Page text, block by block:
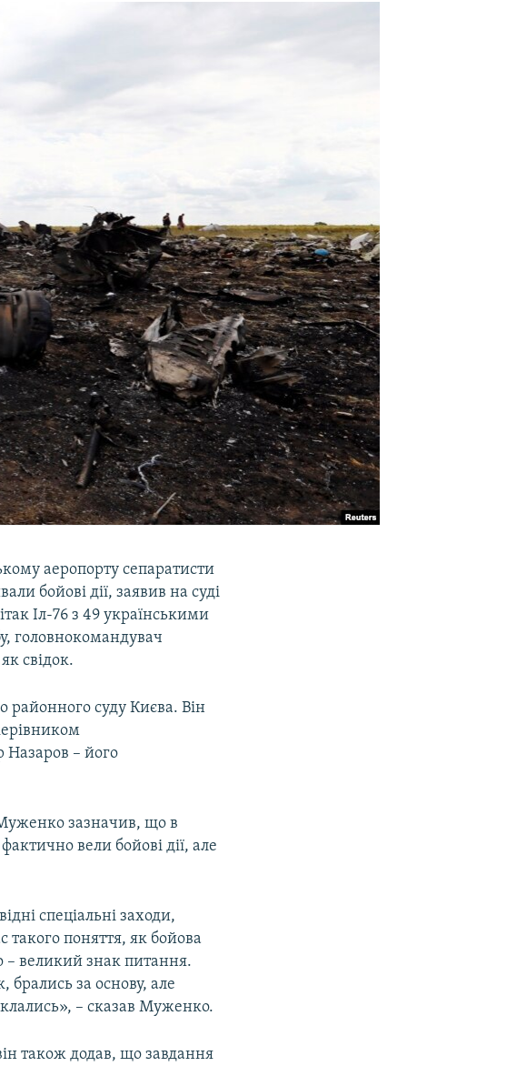
аеропорту сепаратисти
бойові дії, заявив на суді
Іл-76 з 49 українськими
головнокомандувач
свідок.
районного суду Києва. Він
Назаров – його
зазначив, що в
вели бойові дії, але
спеціальні заходи,
такого поняття, як бойова
– великий знак питання.
брались за основу, але
– сказав Муженко.
також додав, що завдання